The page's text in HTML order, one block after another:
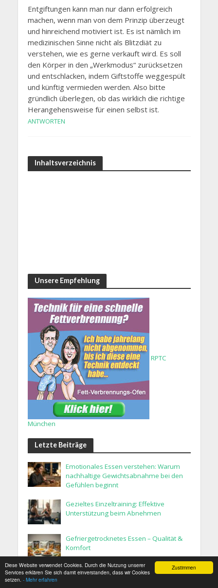
Zustimmen
Diese Website verwendet Cookies. Durch die Nutzung unserer
Services erklären Sie sich damit einverstanden, dass wir Cookies
setzen. - Mehr erfahren
Entgiftungen kann man nur dann erfolgreich
machen, wenn man von dem Prinzip überzeugt
und hinreichend motiviert ist. Es ist nämlich im
medizinischen Sinne nicht als Blitzdiät zu
verstehen, wie es gerne verkauft wird. Es soll
den Körper in den „Werkmodus“ zurücksetzen
und entschlacken, indem Giftstoffe weggespült
und künftig vermieden werden. Also bitte
gründlich überlegen, ob das wirklich die richtige
Herangehensweise für einen selbst ist.
ANTWORTEN
Inhaltsverzeichnis
Unsere Empfehlung
RPTC
München
Letzte Beiträge
Emotionales Essen verstehen: Warum
nachhaltige Gewichtsabnahme bei den
Gefühlen beginnt
Gezieltes Einzeltraining: Effektive
Unterstützung beim Abnehmen
Gefriergetrocknetes Essen – Qualität &
Komfort
Bitterstoffe beim Abnehmen?